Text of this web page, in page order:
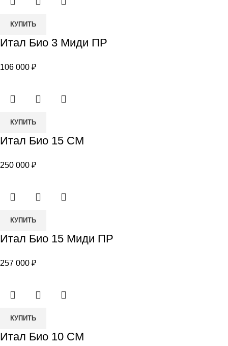
Количество
Итал
3
ПР
КУПИТЬ
Итал Био 3 Миди ПР
106 000 ₽
Количество
Итал
15
КУПИТЬ
Итал Био 15 СМ
250 000 ₽
Количество
Итал
15
ПР
КУПИТЬ
Итал Био 15 Миди ПР
257 000 ₽
Количество
Итал
КУПИТЬ
Итал Био 10 СМ